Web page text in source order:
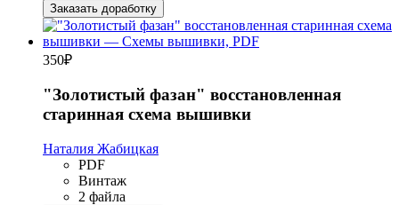
Заказать доработку
350₽
"Золотистый фазан" восстановленная
старинная схема вышивки
Наталия Жабицкая
PDF
Винтаж
2 файла